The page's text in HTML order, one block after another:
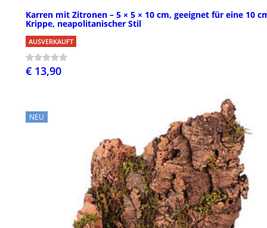
Karren mit Zitronen – 5 × 5 × 10 cm, geeignet für eine 10
Krippe, neapolitanischer Stil
AUSVERKAUFT
€ 13,90
NEU